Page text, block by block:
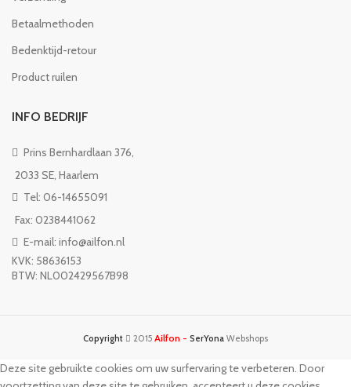
Betaalmethoden
Bedenktijd-retour
Product ruilen
INFO BEDRIJF
Prins Bernhardlaan 376,
2033 SE, Haarlem
Tel: 06-14655091
Fax: 0238441062
E-mail: info@ailfon.nl
KVK: 58636153
BTW: NL002429567B98
Copyright 2015 Ailfon - SerYona Webshops
Deze site gebruikte cookies om uw surfervaring te verbeteren. Door